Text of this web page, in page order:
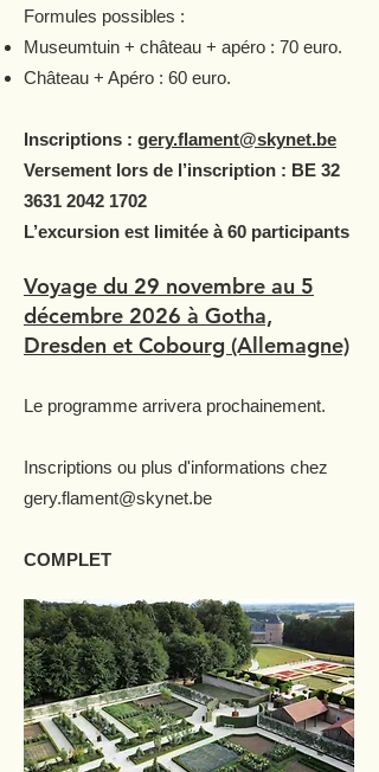
Formules possibles :
Museumtuin + château + apéro : 70 euro.
Château + Apéro : 60 euro.
Inscriptions : gery.flament@skynet.be
Versement lors de l’inscription : BE 32
3631 2042 1702
L’excursion est limitée à 60 participants
Voyage du 29 novembre au 5
décembre 2026 à Gotha,
Dresden et Cobourg (Allemagne)
Le programme arrivera prochainement.
Inscriptions ou plus d'informations chez
gery.flament@skynet.be
COMPLET